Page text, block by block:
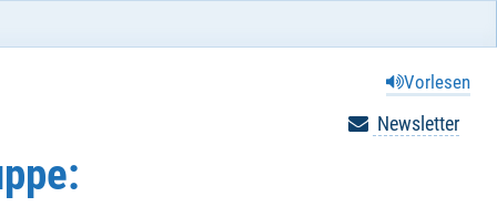
Vorlesen
Newsletter